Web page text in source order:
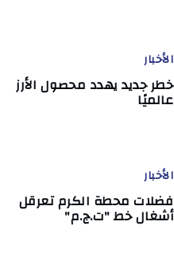
الأخبار
خطر جديد يهدد محصول الأرز
عالميًا
الأخبار
فضلات محطة الكرم تعرقل
أشغال خط "ت.ج.م"